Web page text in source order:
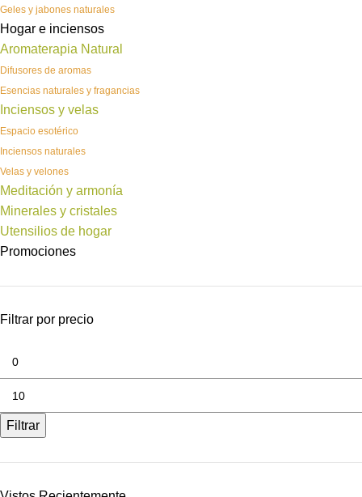
Geles y jabones naturales
Hogar e inciensos
Aromaterapia Natural
Difusores de aromas
Esencias naturales y fragancias
Inciensos y velas
Espacio esotérico
Inciensos naturales
Velas y velones
Meditación y armonía
Minerales y cristales
Utensilios de hogar
Promociones
Filtrar por precio
Filtrar